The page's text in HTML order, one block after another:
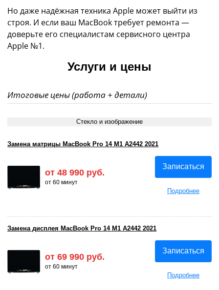
Но даже надёжная техника Apple может выйти из
строя. И если ваш MacBook требует ремонта —
доверьте его специалистам сервисного центра
Apple №1.
Услуги и цены
Итоговые цены (работа + детали)
Стекло и изображение
от 48 990 руб.
от 60 минут
Записаться
Подробнее
Замена матрицы MacBook Pro 14 M1 A2442 2021
от 69 990 руб.
от 60 минут
Записаться
Подробнее
Замена дисплея MacBook Pro 14 M1 A2442 2021